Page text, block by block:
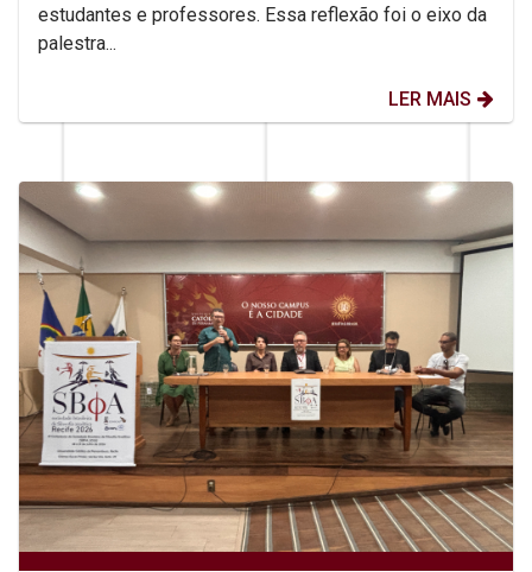
estudantes e professores. Essa reflexão foi o eixo da
palestra...
LER MAIS